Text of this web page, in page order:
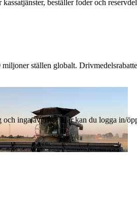
beställer foder och
ställen globalt.
inga avgifter. Här kan du logga in/